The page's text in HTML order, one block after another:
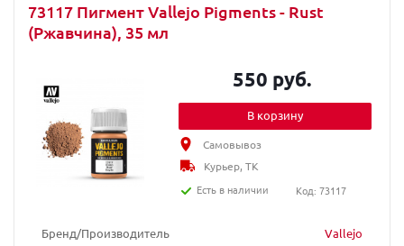
73117 Пигмент Vallejo Pigments - Rust
(Ржавчина), 35 мл
Бренд/Производитель
Vallejo
550 руб.
В корзину
Самовывоз
Курьер, ТК
Есть в наличии
Код: 73117